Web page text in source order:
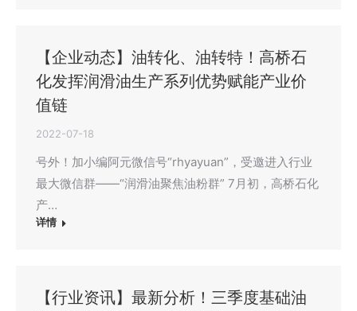
【企业动态】油转化、油转特！高桥石
化发挥润滑油生产系列优势赋能产业价
值链
2022-07-18
号外！加小编阿元微信号“rhyayuan”，受邀进入行业
最大微信群——“润滑油聚焦油粉群” 7月初，高桥石化
产…
详情
【行业资讯】最新分析！三季度基础油